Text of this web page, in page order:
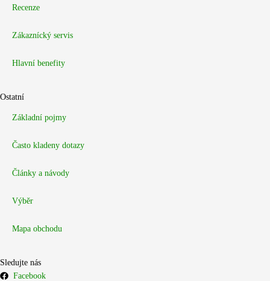
Recenze
Zákaznícký servis
Hlavní benefity
Ostatní
Základní pojmy
Často kladeny dotazy
Články a návody
Výběr
Mapa obchodu
Sledujte nás
Facebook